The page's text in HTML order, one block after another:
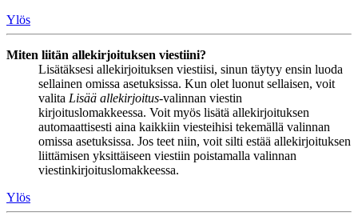
Ylös
Miten liitän allekirjoituksen viestiini?
Lisätäksesi allekirjoituksen viestiisi, sinun täytyy ensin luoda
sellainen omissa asetuksissa. Kun olet luonut sellaisen, voit
valita Lisää allekirjoitus-valinnan viestin
kirjoituslomakkeessa. Voit myös lisätä allekirjoituksen
automaattisesti aina kaikkiin viesteihisi tekemällä valinnan
omissa asetuksissa. Jos teet niin, voit silti estää allekirjoituksen
liittämisen yksittäiseen viestiin poistamalla valinnan
viestinkirjoituslomakkeessa.
Ylös